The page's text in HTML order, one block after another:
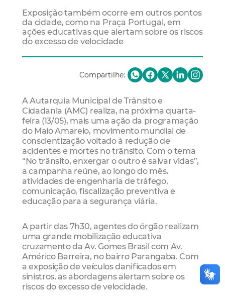
Exposição também ocorre em outros pontos
da cidade, como na Praça Portugal, em
ações educativas que alertam sobre os riscos
do excesso de velocidade
Compartilhe:
A Autarquia Municipal de Trânsito e
Cidadania (AMC) realiza, na próxima quarta-
feira (13/05), mais uma ação da programação
do Maio Amarelo, movimento mundial de
conscientização voltado à redução de
acidentes e mortes no trânsito. Com o tema
“No trânsito, enxergar o outro é salvar vidas”,
a campanha reúne, ao longo do mês,
atividades de engenharia de tráfego,
comunicação, fiscalização preventiva e
educação para a segurança viária.
A partir das 7h30, agentes do órgão realizam
uma grande mobilização educativa
cruzamento da Av. Gomes Brasil com Av.
Américo Barreira, no bairro Parangaba. Com
a exposição de veículos danificados em
sinistros, as abordagens alertam sobre os
riscos do excesso de velocidade.